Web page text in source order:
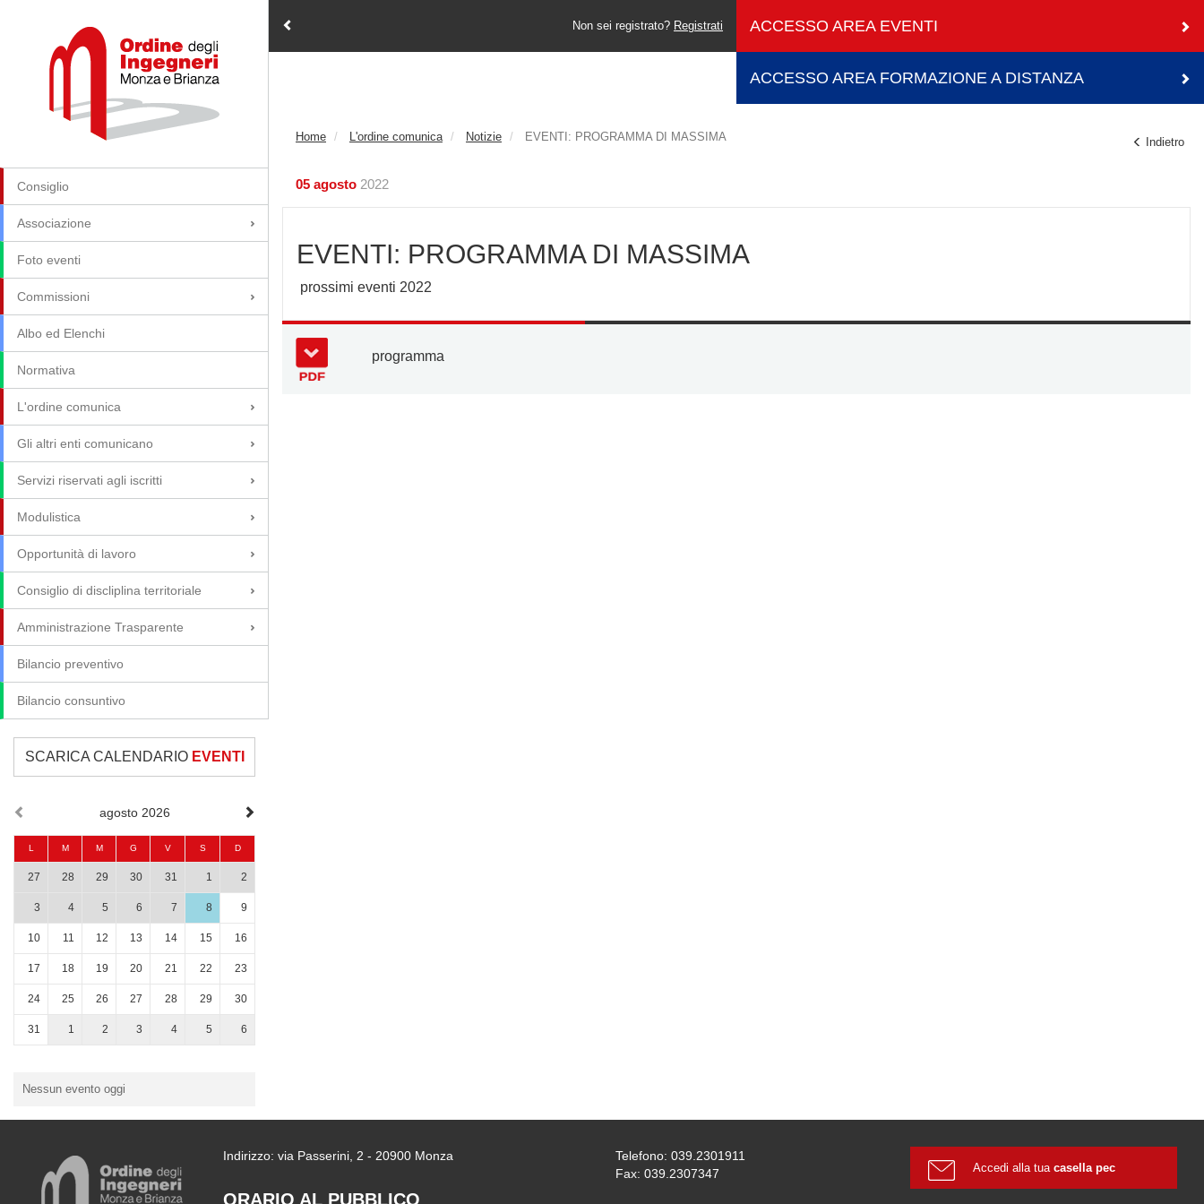
Consiglio
Associazione
Foto eventi
Commissioni
Albo ed Elenchi
Normativa
L'ordine comunica
Gli altri enti comunicano
Servizi riservati agli iscritti
Modulistica
Opportunità di lavoro
Consiglio di discliplina territoriale
Amministrazione Trasparente
Bilancio preventivo
Bilancio consuntivo
SCARICA CALENDARIO EVENTI
agosto 2026
L M M G V S D
27 28 29 30 31 1 2
3 4 5 6 7 8 9
10 11 12 13 14 15 16
17 18 19 20 21 22 23
24 25 26 27 28 29 30
31 1 2 3 4 5 6
Nessun evento oggi
Non sei registrato? Registrati ACCESSO AREA EVENTI
ACCESSO AREA FORMAZIONE A DISTANZA
Home L'ordine comunica Notizie EVENTI: PROGRAMMA DI MASSIMA
05 agosto 2022
Indietro
EVENTI: PROGRAMMA DI MASSIMA
prossimi eventi 2022
programma
Indirizzo: via Passerini, 2 - 20900 Monza
ORARIO AL PUBBLICO
Telefono: 039.2301911
Fax: 039.2307347
Accedi alla tua casella pec